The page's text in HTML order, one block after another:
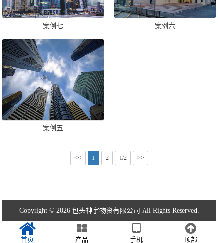
案例七 案例六
案例五
<< 1 2 1/2 >>
Copyright © 2026 包头神宇物资有限公司 All Rights Reserved.
首页 产品 手机 顶部